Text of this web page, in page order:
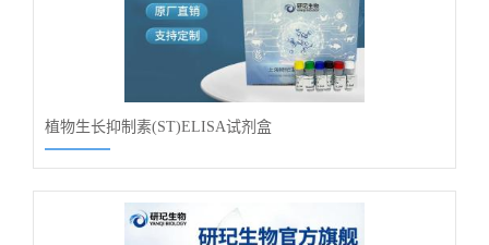
植物生长抑制素(ST)ELISA试剂盒